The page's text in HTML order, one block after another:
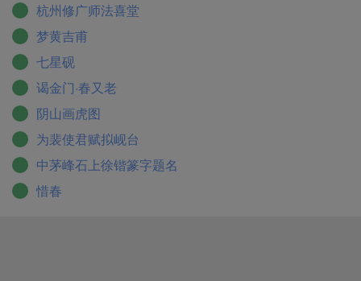
杭州修广师法喜堂
梦黄吉甫
七星砚
谒金门·春又老
阴山画虎图
为裴使君赋拟岘台
中茅峰石上徐锴篆字题名
惜春